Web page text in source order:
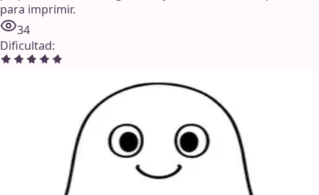
para imprimir.
34
Dificultad: